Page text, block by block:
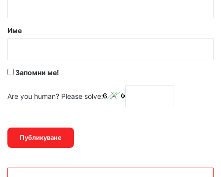
Име
Запомни ме!
Are you human? Please solve: